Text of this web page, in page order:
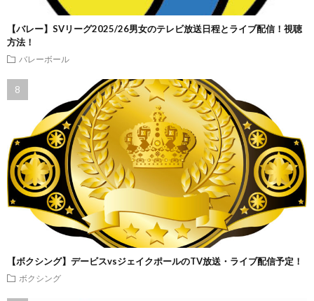
【バレー】SVリーグ2025/26男女のテレビ放送日程とライブ配信！視聴
方法！
バレーボール
【ボクシング】デービスvsジェイクポールのTV放送・ライブ配信予定！
ボクシング